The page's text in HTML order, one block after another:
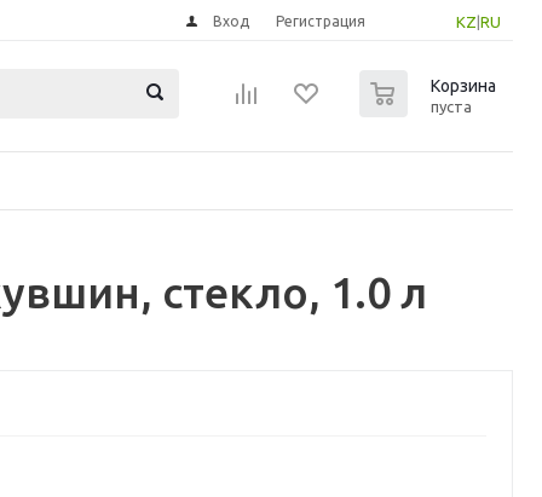
KZ RU
Вход Регистрация
Корзина
пуста
стекло, 1.0 л